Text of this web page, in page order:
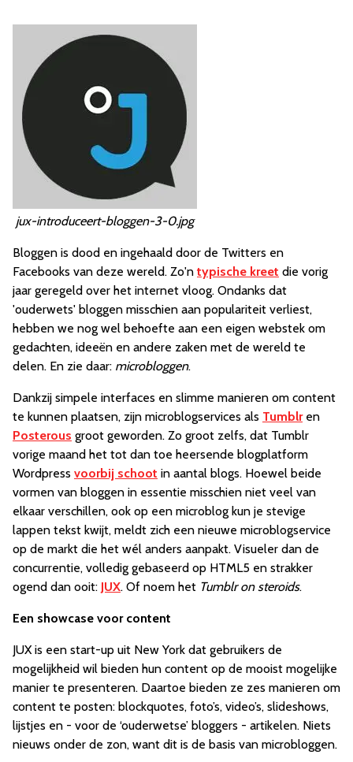
jux-introduceert-bloggen-3-0.jpg
Bloggen is dood en ingehaald door de Twitters en
Facebooks van deze wereld. Zo'n typische kreet die vorig
jaar geregeld over het internet vloog. Ondanks dat
'ouderwets' bloggen misschien aan populariteit verliest,
hebben we nog wel behoefte aan een eigen webstek om
gedachten, ideeën en andere zaken met de wereld te
delen. En zie daar: microbloggen.
Dankzij simpele interfaces en slimme manieren om content
te kunnen plaatsen, zijn microblogservices als Tumblren
Posterous groot geworden. Zo groot zelfs, dat Tumblr
vorige maand het tot dan toe heersende blogplatform
Wordpress voorbij schoot in aantal blogs. Hoewel beide
vormen van bloggen in essentie misschien niet veel van
elkaar verschillen, ook op een microblog kun je stevige
lappen tekst kwijt, meldt zich een nieuwe microblogservice
op de markt die het wél anders aanpakt. Visueler dan de
concurrentie, volledig gebaseerd op HTML5 en strakker
ogend dan ooit: JUX. Of noem het Tumblr on steroids.
Een showcase voor content
JUX is een start-up uit New York dat gebruikers de
mogelijkheid wil bieden hun content op de mooist mogelijke
manier te presenteren. Daartoe bieden ze zes manieren om
content te posten: blockquotes, foto’s, video’s, slideshows,
lijstjes en - voor de ‘ouderwetse’ bloggers - artikelen. Niets
nieuws onder de zon, want dit is de basis van microbloggen.